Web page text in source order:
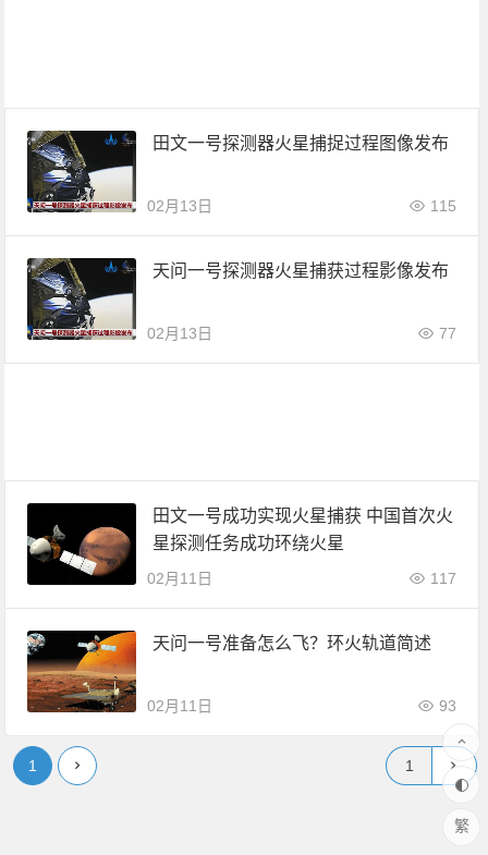
田文一号探测器火星捕捉过程图像发布
02月13日 115
天问一号探测器火星捕获过程影像发布
02月13日 77
田文一号成功实现火星捕获 中国首次火
星探测任务成功环绕火星
02月11日 117
天问一号准备怎么飞？环火轨道简述
02月11日 93
1
繁